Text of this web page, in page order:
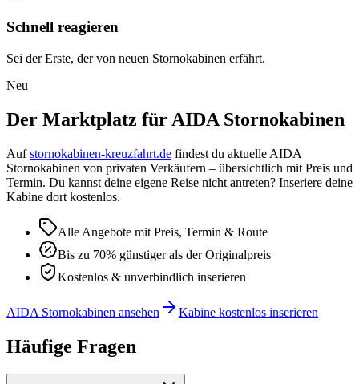
Schnell reagieren
Sei der Erste, der von neuen Stornokabinen erfährt.
Neu
Der Marktplatz für AIDA Stornokabinen
Auf stornokabinen-kreuzfahrt.de findest du aktuelle AIDA
Stornokabinen von privaten Verkäufern – übersichtlich mit Preis und
Termin. Du kannst deine eigene Reise nicht antreten? Inseriere deine
Kabine dort kostenlos.
Alle Angebote mit Preis, Termin & Route
Bis zu 70% günstiger als der Originalpreis
Kostenlos & unverbindlich inserieren
AIDA Stornokabinen ansehen Kabine kostenlos inserieren
Häufige Fragen